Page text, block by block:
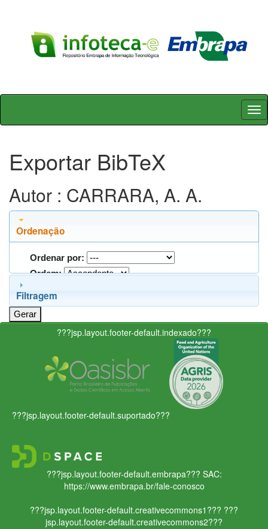
Skip
Exportar BibTeX
Autor : CARRARA, A. A.
Ordenação
Ordenar por:
Ordem:
Filtragem
???jsp.layout.footer-default.indexado???
???jsp.layout.footer-default.suportado???
???jsp.layout.footer-default.embrapa??? SAC:
https://www.embrapa.br/fale-conosco
???jsp.layout.footer-default.creativecommons1??? ???
jsp.layout.footer-default.creativecommons2???